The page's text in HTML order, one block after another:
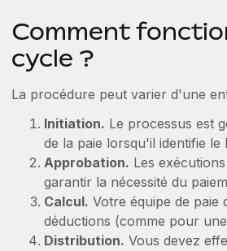
Comment
cycle ?
La procédure peut varier d'une
Initiation. Le processus est
de la paie lorsqu'il identifie
Approbation. Les
garantir la nécessité du
Calcul. Votre équipe de
déductions (comme pour
Distribution. Vous devez